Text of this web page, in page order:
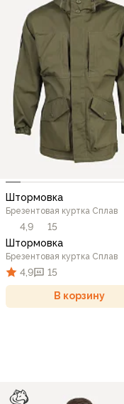
Штормовка
Брезентовая куртка Сплав
4,9
15
Штормовка
Брезентовая куртка Сплав
4,9 15
В корзину